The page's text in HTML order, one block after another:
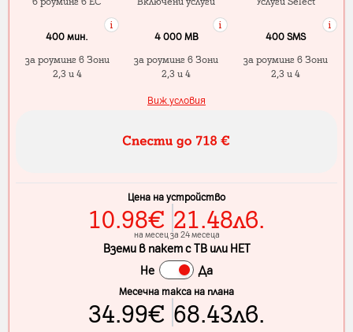
400 мин.
за роуминг в Зони
2,3 и 4
4 000 МB
за роуминг в Зони
2,3 и 4
400 SMS
за роуминг в Зони
2,3 и 4
Виж условия
Цена на устройство
10.98€ 21.48лв.
на месец за 24 месеца
Вземи в пакет с ТВ или НЕТ
Не
Да
Месечна такса на плана
34.99€ 68.43лв.